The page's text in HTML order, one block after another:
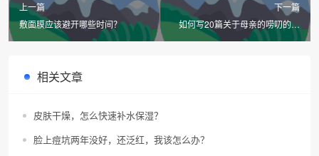
上一篇
敷面膜应该避开哪些时间？
下一篇
如何写20篇关于母亲的唠叨的作
文？
相关文章
皮肤干燥，怎么快速补水保湿？
脸上痘坑两年没好，还泛红，我该怎么办？